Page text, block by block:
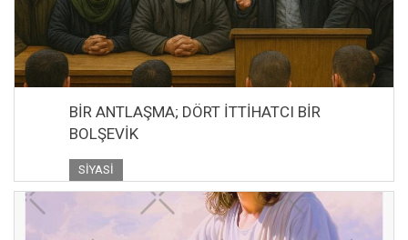
BİR ANTLAŞMA; DÖRT İTTİHATCI BİR
BOLŞEVİK
SIYASI